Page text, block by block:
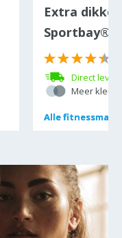
Extra dikke
Sportbay®
Direct
Meer
Alle
Alle